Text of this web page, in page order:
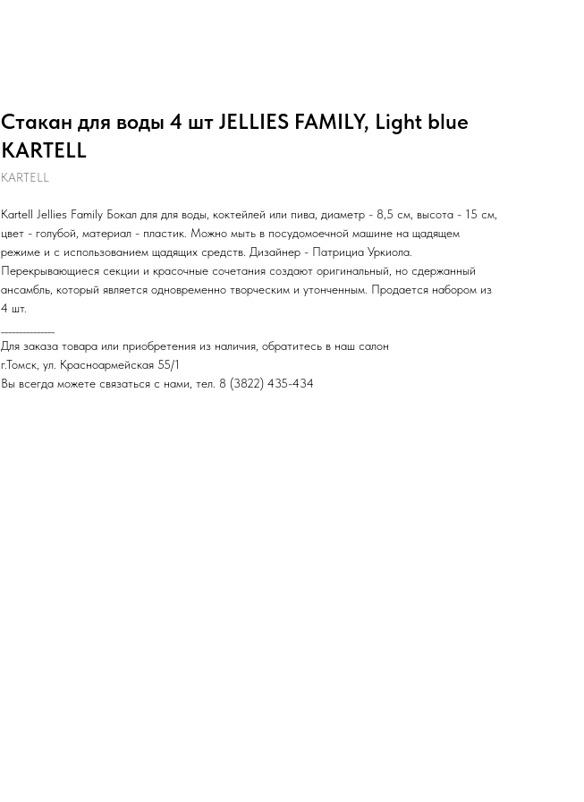
Стакан для воды 4 шт JELLIES FAMILY, Light blue
KARTELL
KARTELL
Kartell Jellies Family Бокал для для воды, коктейлей или пива, диаметр - 8,5 см, высота - 15 см,
цвет - голубой, материал - пластик. Можно мыть в посудомоечной машине на щадящем
режиме и с использованием щадящих средств. Дизайнер - Патрициа Уркиола.
Перекрывающиеся секции и красочные сочетания создают оригинальный, но сдержанный
ансамбль, который является одновременно творческим и утонченным. Продается набором из
4 шт.
Для заказа товара или приобретения из наличия, обратитесь в наш салон
г.Томск, ул. Красноармейская 55/1
Вы всегда можете связаться с нами, тел. 8 (3822) 435-434